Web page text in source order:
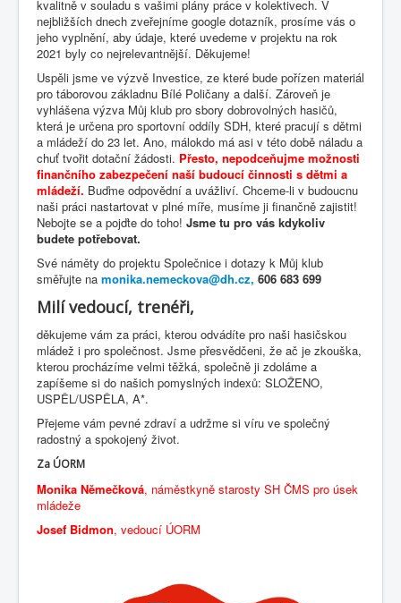
kvalitně v souladu s vašimi plány práce v kolektivech. V
nejbližších dnech zveřejníme google dotazník, prosíme vás o
jeho vyplnění, aby údaje, které uvedeme v projektu na rok
2021 byly co nejrelevantnější. Děkujeme!
Uspěli jsme ve výzvě Investice, ze které bude pořízen materiál
pro táborovou základnu Bílé Poličany a další. Zároveň je
vyhlášena výzva Můj klub pro sbory dobrovolných hasičů,
která je určena pro sportovní oddíly SDH, které pracují s dětmi
a mládeží do 23 let. Ano, málokdo má asi v této době náladu a
chuť tvořit dotační žádosti. Přesto, nepodceňujme možnosti
finančního zabezpečení naší budoucí činnosti s dětmi a
mládeží. Buďme odpovědní a uvážliví. Chceme-li v budoucnu
naši práci nastartovat v plné míře, musíme ji finančně zajistit!
Nebojte se a pojďte do toho! Jsme tu pro vás kdykoliv
budete potřebovat.
Své náměty do projektu Společnice i dotazy k Můj klub
směřujte na monika.nemeckova@dh.cz, 606 683 699
Milí vedoucí, trenéři,
děkujeme vám za práci, kterou odvádíte pro naši hasičskou
mládež i pro společnost. Jsme přesvědčeni, že ač je zkouška,
kterou procházíme velmi těžká, společně ji zdoláme a
zapíšeme si do našich pomyslných indexů: SLOŽENO,
USPĚL/USPĚLA, A*.
Přejeme vám pevné zdraví a udržme si víru ve společný
radostný a spokojený život.
Za ÚORM
Monika Němečková, náměstkyně starosty SH ČMS pro úsek
mládeže
Josef Bidmon, vedoucí ÚORM